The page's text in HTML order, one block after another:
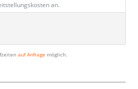
an.
auf Anfrage möglich.